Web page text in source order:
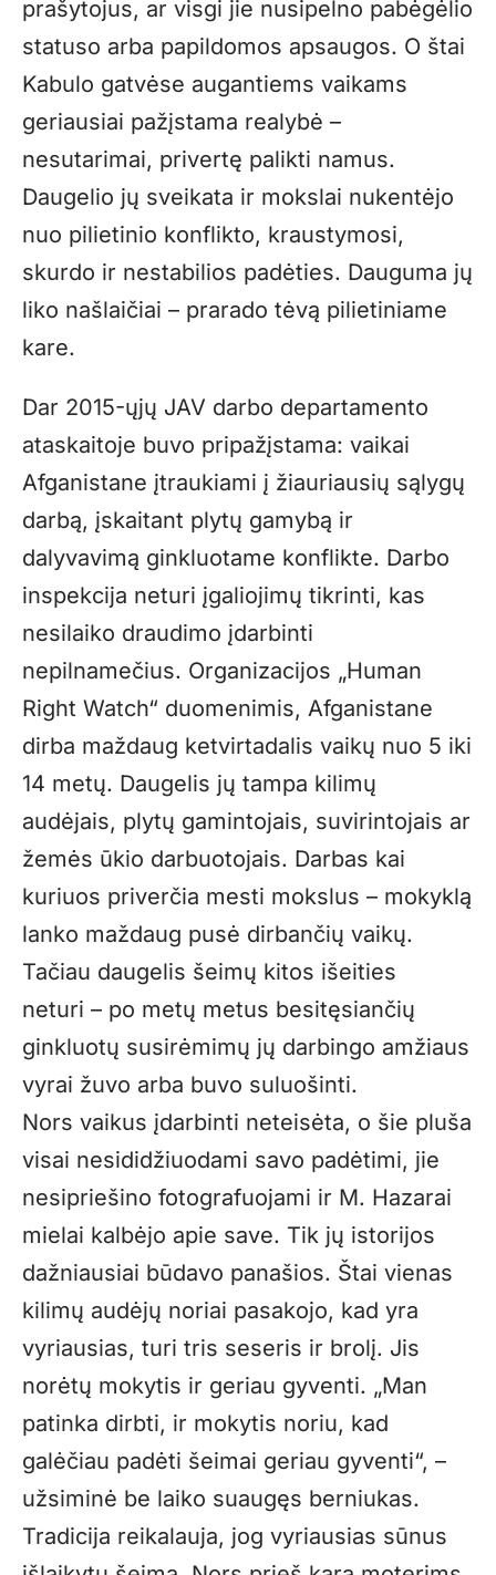
prašytojus, ar visgi jie nusipelno pabėgėlio
statuso arba papildomos apsaugos. O štai
Kabulo gatvėse augantiems vaikams
geriausiai pažįstama realybė –
nesutarimai, privertę palikti namus.
Daugelio jų sveikata ir mokslai nukentėjo
nuo pilietinio konflikto, kraustymosi,
skurdo ir nestabilios padėties. Dauguma jų
liko našlaičiai – prarado tėvą pilietiniame
kare.
Dar 2015-ųjų JAV darbo departamento
ataskaitoje buvo pripažįstama: vaikai
Afganistane įtraukiami į žiauriausių sąlygų
darbą, įskaitant plytų gamybą ir
dalyvavimą ginkluotame konflikte. Darbo
inspekcija neturi įgaliojimų tikrinti, kas
nesilaiko draudimo įdarbinti
nepilnamečius. Organizacijos „Human
Right Watch“ duomenimis, Afganistane
dirba maždaug ketvirtadalis vaikų nuo 5 iki
14 metų. Daugelis jų tampa kilimų
audėjais, plytų gamintojais, suvirintojais ar
žemės ūkio darbuotojais. Darbas kai
kuriuos priverčia mesti mokslus – mokyklą
lanko maždaug pusė dirbančių vaikų.
Tačiau daugelis šeimų kitos išeities
neturi – po metų metus besitęsiančių
ginkluotų susirėmimų jų darbingo amžiaus
vyrai žuvo arba buvo suluošinti.
Nors vaikus įdarbinti neteisėta, o šie pluša
visai nesididžiuodami savo padėtimi, jie
nesipriešino fotografuojami ir M. Hazarai
mielai kalbėjo apie save. Tik jų istorijos
dažniausiai būdavo panašios. Štai vienas
kilimų audėjų noriai pasakojo, kad yra
vyriausias, turi tris seseris ir brolį. Jis
norėtų mokytis ir geriau gyventi. „Man
patinka dirbti, ir mokytis noriu, kad
galėčiau padėti šeimai geriau gyventi“, –
užsiminė be laiko suaugęs berniukas.
Tradicija reikalauja, jog vyriausias sūnus